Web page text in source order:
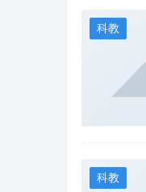
科教
科教